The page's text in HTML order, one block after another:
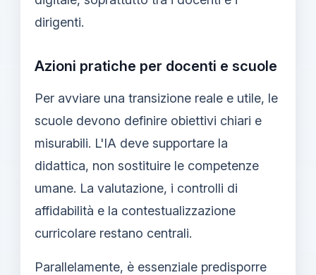
dirigenti.
Azioni pratiche per docenti e scuole
Per avviare una transizione reale e utile, le
scuole devono definire obiettivi chiari e
misurabili. L'IA deve supportare la
didattica, non sostituire le competenze
umane. La valutazione, i controlli di
affidabilità e la contestualizzazione
curricolare restano centrali.
Parallelamente, è essenziale predisporre